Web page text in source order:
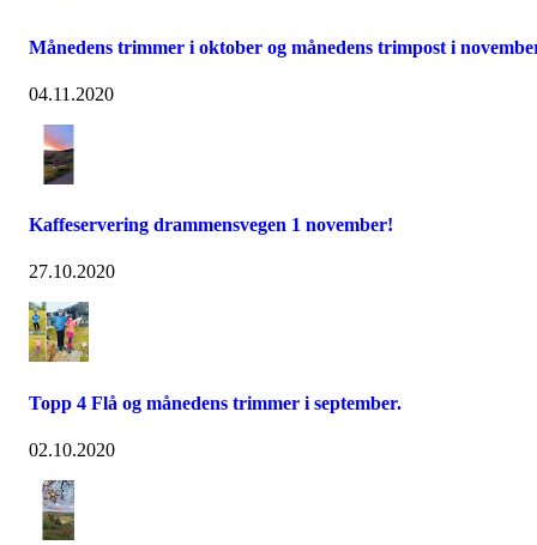
Månedens trimmer i oktober og månedens trimpost i
04.11.2020
Kaffeservering drammensvegen 1 november!
27.10.2020
Topp 4 Flå og månedens trimmer i september.
02.10.2020